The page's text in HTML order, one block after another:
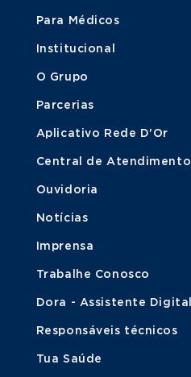
Para Médicos
Institucional
O Grupo
Parcerias
Aplicativo Rede D'Or
Central de Atendimento
Ouvidoria
Notícias
Imprensa
Trabalhe Conosco
Dora - Assistente Digital
Responsáveis técnicos
Tua Saúde